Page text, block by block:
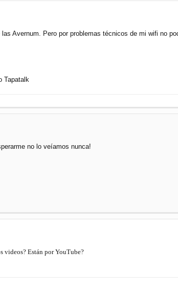
Avernum. Pero por problemas técnicos de mi wifi no
Tapatalk
no lo veíamos nunca!
videos? Están por YouTube?